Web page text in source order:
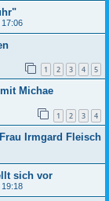
1 2 3 4 5
Michae
1 2 3 4
Irmgard Fleisch
sich vor